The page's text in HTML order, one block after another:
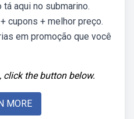
aqui no submarino.
cupons + melhor preço.
em promoção que você
the button below.
MORE